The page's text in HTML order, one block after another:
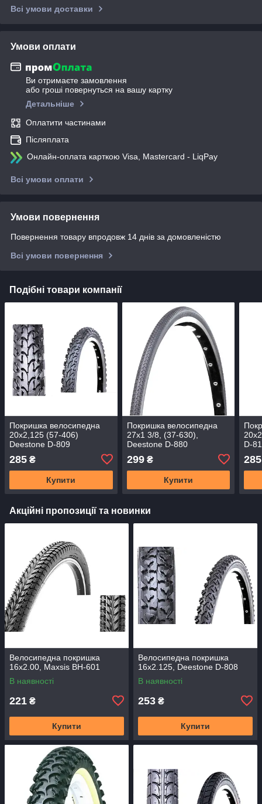
Всі умови доставки
Умови оплати
Ви отримаєте замовлення
або гроші повернуться на вашу картку
Детальніше
Оплатити частинами
Післяплата
Онлайн-оплата карткою Visa, Mastercard - LiqPay
Всі умови оплати
Умови повернення
Повернення товару впродовж 14 днів за домовленістю
Всі умови повернення
Подібні товари компанії
Покришка велосипедна
20х2,125 (57-406)
Deestone D-809
285 ₴
Купити
Покришка велосипедна
27x1 3/8, (37-630),
Deestone D-880
299₴
Купити
D-
285
Акційні пропозиції та новинки
Велосипедна покришка
16x2.00, Maxsis BH-601
В наявності
221 ₴
Купити
Велосипедна покришка
16x2.125, Deestone D-808
В наявності
253 ₴
Купити